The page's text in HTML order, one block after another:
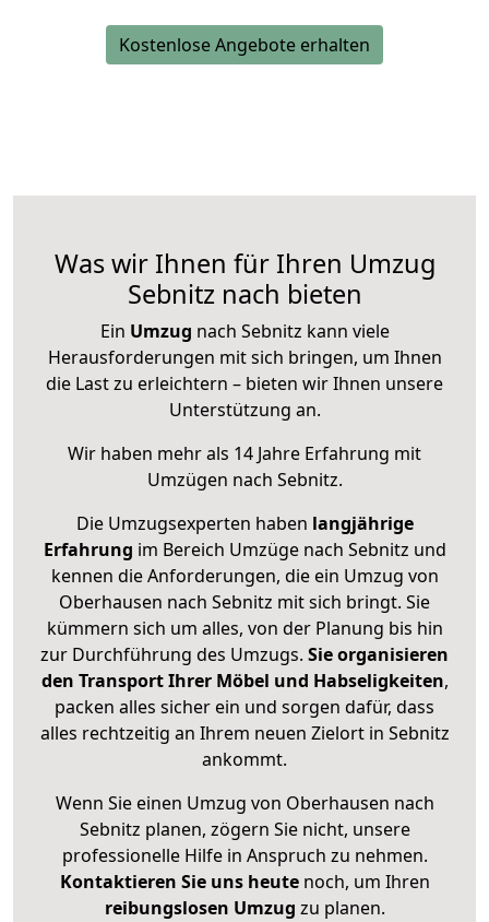
Kostenlose Angebote erhalten
Was wir Ihnen für Ihren Umzug
Sebnitz nach bieten
Ein Umzug nach Sebnitz kann viele
Herausforderungen mit sich bringen, um Ihnen
die Last zu erleichtern – bieten wir Ihnen unsere
Unterstützung an.
Wir haben mehr als 14 Jahre Erfahrung mit
Umzügen nach Sebnitz.
Die Umzugsexperten haben langjährige
Erfahrung im Bereich Umzüge nach Sebnitz und
kennen die Anforderungen, die ein Umzug von
Oberhausen nach Sebnitz mit sich bringt. Sie
kümmern sich um alles, von der Planung bis hin
zur Durchführung des Umzugs. Sie organisieren
den Transport Ihrer Möbel und Habseligkeiten,
packen alles sicher ein und sorgen dafür, dass
alles rechtzeitig an Ihrem neuen Zielort in Sebnitz
ankommt.
Wenn Sie einen Umzug von Oberhausen nach
Sebnitz planen, zögern Sie nicht, unsere
professionelle Hilfe in Anspruch zu nehmen.
Kontaktieren Sie uns heutenoch, um Ihren
reibungslosen Umzug zu planen.